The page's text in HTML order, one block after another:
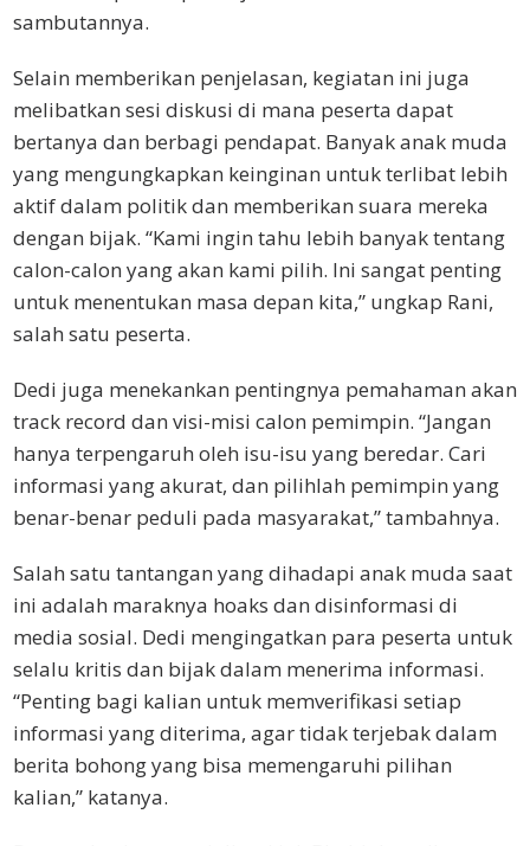
sambutannya.
Selain memberikan penjelasan, kegiatan ini juga
melibatkan sesi diskusi di mana peserta dapat
bertanya dan berbagi pendapat. Banyak anak muda
yang mengungkapkan keinginan untuk terlibat lebih
aktif dalam politik dan memberikan suara mereka
dengan bijak. “Kami ingin tahu lebih banyak tentang
calon-calon yang akan kami pilih. Ini sangat penting
untuk menentukan masa depan kita,” ungkap Rani,
salah satu peserta.
Dedi juga menekankan pentingnya pemahaman akan
track record dan visi-misi calon pemimpin. “Jangan
hanya terpengaruh oleh isu-isu yang beredar. Cari
informasi yang akurat, dan pilihlah pemimpin yang
benar-benar peduli pada masyarakat,” tambahnya.
Salah satu tantangan yang dihadapi anak muda saat
ini adalah maraknya hoaks dan disinformasi di
media sosial. Dedi mengingatkan para peserta untuk
selalu kritis dan bijak dalam menerima informasi.
“Penting bagi kalian untuk memverifikasi setiap
informasi yang diterima, agar tidak terjebak dalam
berita bohong yang bisa memengaruhi pilihan
kalian,” katanya.